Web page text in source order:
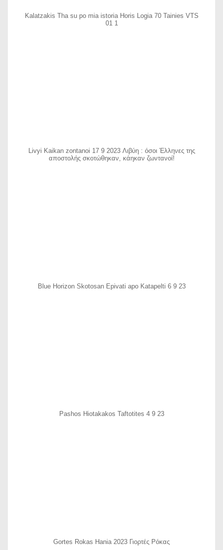
Kalatzakis Tha su po mia istoria Horis Logia 70 Tainies VTS
01 1
Livyi Kaikan zontanoi 17 9 2023 Λιβύη : όσοι Έλληνες της
αποστολής σκοτώθηκαν, κάηκαν ζωντανοί!
Blue Horizon Skotosan Epivati apo Katapelti 6 9 23
Pashos Hiotakakos Taftotites 4 9 23
Gortes Rokas Hania 2023 Γιορτές Ρόκας